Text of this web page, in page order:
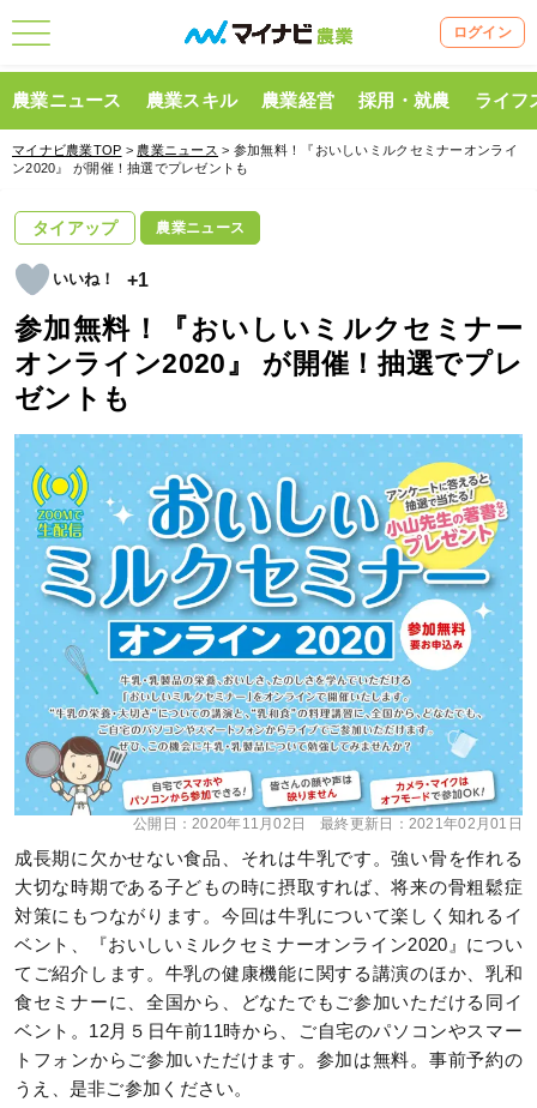
ログイン
農業ニュース 農業スキル 農業経営 採用・就農 ライフ
マイナビ農業TOP > 農業ニュース > 参加無料！『おいしいミルクセミナーオンライ
ン2020』 が開催！抽選でプレゼントも
タイアップ 農業ニュース
+1
参加無料！『おいしいミルクセミナー
オンライン2020』 が開催！抽選でプレ
ゼントも
公開日：2020年11月02日 最終更新日： 2021年02月01日
成長期に欠かせない食品、それは牛乳です。強い骨を作れる
大切な時期である子どもの時に摂取すれば、将来の骨粗鬆症
対策にもつながります。今回は牛乳について楽しく知れるイ
ベント、『おいしいミルクセミナーオンライン2020』につい
てご紹介します。牛乳の健康機能に関する講演のほか、乳和
食セミナーに、全国から、どなたでもご参加いただける同イ
ベント。12月５日午前11時から、ご自宅のパソコンやスマー
トフォンからご参加いただけます。参加は無料。事前予約の
うえ、是非ご参加ください。